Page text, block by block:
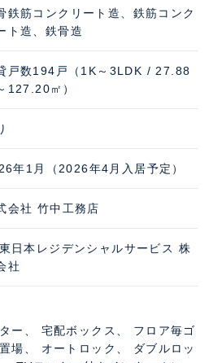
鉄筋コンクリート造、鉄筋コンク
ト造、鉄骨造
戸数194戸（1K～3LDK / 27.88
127.20㎡）
年1月（2026年4月入居予定）
会社 竹中工務店
日本レジデンシャルサービス 株
社
ー、 宅配ボックス、 フロア毎ゴ
場、 オートロック、 ダブルロッ